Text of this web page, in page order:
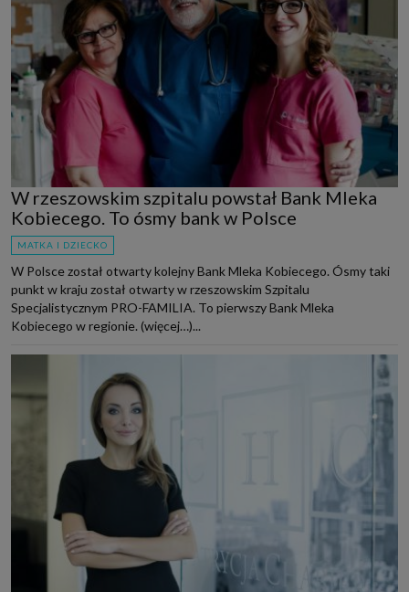
W rzeszowskim szpitalu powstał Bank Mleka
Kobiecego. To ósmy bank w Polsce
MATKA I DZIECKO
W Polsce został otwarty kolejny Bank Mleka Kobiecego. Ósmy taki
punkt w kraju został otwarty w rzeszowskim Szpitalu
Specjalistycznym PRO-FAMILIA. To pierwszy Bank Mleka
Kobiecego w regionie. (więcej…)...